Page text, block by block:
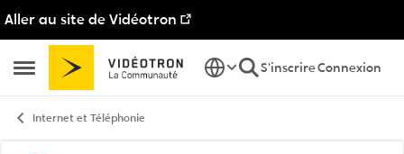
Aller au site de Vidéotron
Ouvrir Menu Latéral
Passer au contenu
S'inscrireConnexion
Internet et Téléphonie